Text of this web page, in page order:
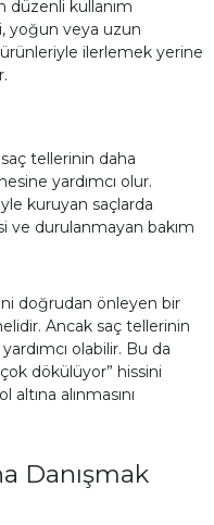
düzenli kullanım
yoğun veya uzun
ilerlemek yerine
tellerinin daha
yardımcı olur.
kuruyan saçlarda
ve durulanmayan bakım
doğrudan önleyen bir
Ancak saç tellerinin
yardımcı olabilir. Bu da
dökülüyor” hissini
alınmasını
Danışmak